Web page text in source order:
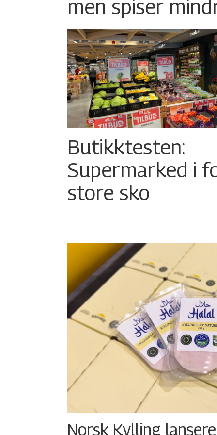
men spiser
Butikktesten:
Supermarked i
store sko
Norsk Kylling